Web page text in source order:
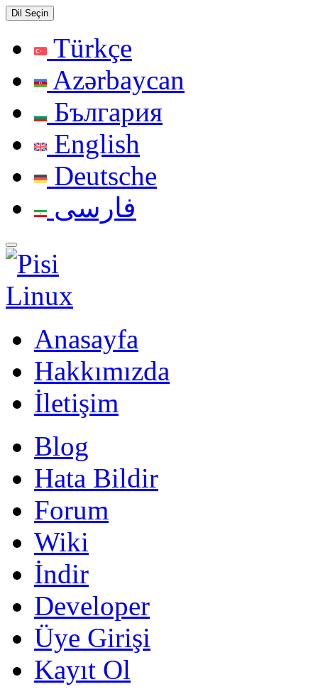
Dil Seçin
Türkçe
Azərbaycan
България
English
Deutsche
فارسی
Anasayfa
Hakkımızda
İletişim
Blog
Hata Bildir
Forum
Wiki
İndir
Developer
Üye Girişi
Kayıt Ol